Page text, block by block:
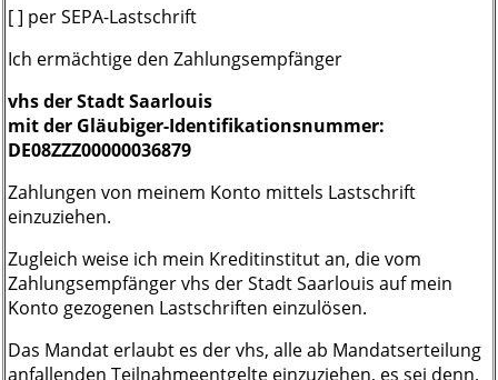
[ ] per SEPA-Lastschrift
Ich ermächtige den Zahlungsempfänger
vhs der Stadt Saarlouis
mit der Gläubiger-Identifikationsnummer:
DE08ZZZ00000036879
Zahlungen von meinem Konto mittels Lastschrift
einzuziehen.
Zugleich weise ich mein Kreditinstitut an, die vom
Zahlungsempfänger vhs der Stadt Saarlouis auf mein
Konto gezogenen Lastschriften einzulösen.
Das Mandat erlaubt es der vhs, alle ab Mandatserteilung
anfallenden Teilnahmeentgelte einzuziehen, es sei denn,